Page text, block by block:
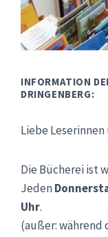
INFORMATION
DRINGENBERG:
Liebe Leserinnen
Die Bücherei ist
Jeden
Uhr.
(außer: während